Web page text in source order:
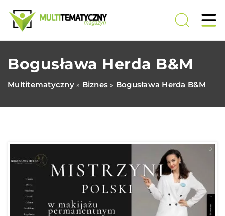
Bogusława Herda B&M
Multitematyczny» Biznes » Bogusława Herda B&M